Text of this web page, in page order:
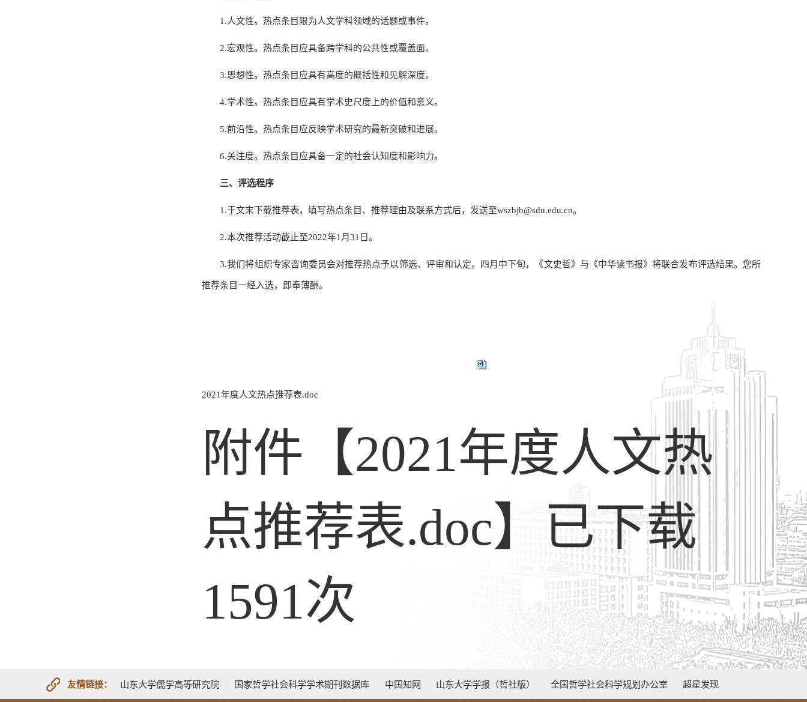
1.人文性。热点条目限为人文学科领域的话题或事件。
2.宏观性。热点条目应具备跨学科的公共性或覆盖面。
3.思想性。热点条目应具有高度的概括性和见解深度。
4.学术性。热点条目应具有学术史尺度上的价值和意义。
5.前沿性。热点条目应反映学术研究的最新突破和进展。
6.关注度。热点条目应具备一定的社会认知度和影响力。
三、评选程序
1.于文末下载推荐表，填写热点条目、推荐理由及联系方式后，发送至wszbjb@sdu.edu.cn。
2.本次推荐活动截止至2022年1月31日。
3.我们将组织专家咨询委员会对推荐热点予以筛选、评审和认定。四月中下旬，《文史哲》与《中华读书报》将联合发布评选结果。您所
推荐条目一经入选，即奉薄酬。
2021年度人文热点推荐表.doc
附件【2021年度人文热
点推荐表.doc】已下载
1591次
友情链接： 山东大学儒学高等研究院 国家哲学社会科学学术期刊数据库 中国知网 山东大学学报（哲社版） 全国哲学社会科学规划办公室 超星发现